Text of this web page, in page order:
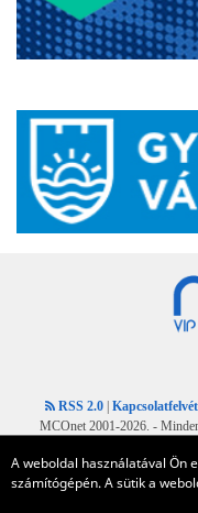
A weboldal használatával Ön
számítógépén. A sütik a
RSS 2.0
MCOnet 2001-2026. -